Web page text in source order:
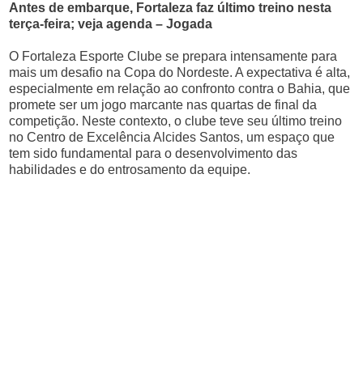
Antes de embarque, Fortaleza faz último treino nesta
terça-feira; veja agenda – Jogada
O Fortaleza Esporte Clube se prepara intensamente para
mais um desafio na Copa do Nordeste. A expectativa é alta,
especialmente em relação ao confronto contra o Bahia, que
promete ser um jogo marcante nas quartas de final da
competição. Neste contexto, o clube teve seu último treino
no Centro de Excelência Alcides Santos, um espaço que
tem sido fundamental para o desenvolvimento das
habilidades e do entrosamento da equipe.